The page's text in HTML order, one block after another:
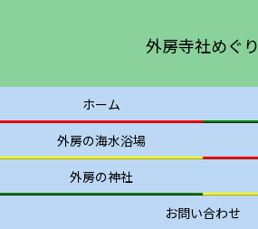
外房寺社めぐり
ホーム
外房の海水浴場
外房の神社
お問い合わせ